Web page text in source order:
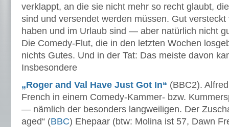
verklappt, an die sie nicht mehr so recht glaubt,
sind und versendet werden müssen. Gut
haben und im Urlaub sind — aber natürlich nicht
Die Comedy-Flut, die in den letzten Wochen
nichts Gutes. Und in der Tat: Das meiste davon
Insbesondere
„Roger and Val Have Just Got In“ (BBC2).
French in einem Comedy-Kammer- bzw.
— nämlich der besonders langweiligen. Der
aged“ (BBC) Ehepaar (btw: Molina ist 57, Dawn